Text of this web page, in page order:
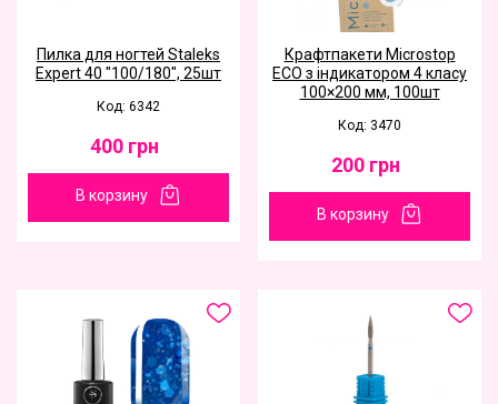
Пилка для ногтей Staleks
Expert 40 "100/180", 25шт
Код: 6342
400 грн
В корзину
Крафтпакети Microstop
ЕСО з індикатором 4 класу
100×200 мм, 100шт
Код: 3470
200 грн
В корзину